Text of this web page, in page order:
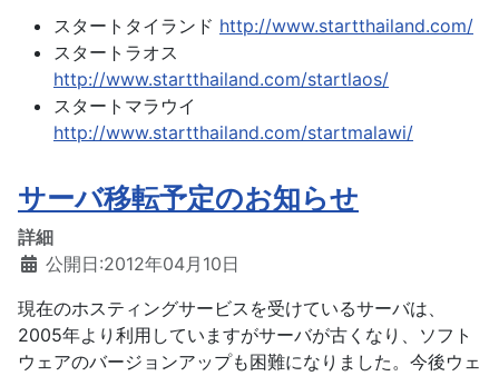
スタートタイランド http://www.startthailand.com/
スタートラオス
http://www.startthailand.com/startlaos/
スタートマラウイ
http://www.startthailand.com/startmalawi/
サーバ移転予定のお知らせ
詳細
公開日:2012年04月10日
現在のホスティングサービスを受けているサーバは、
2005年より利用していますがサーバが古くなり、ソフト
ウェアのバージョンアップも困難になりました。今後ウェ